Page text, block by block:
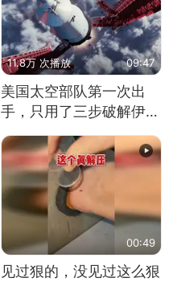
11.8万 次播放 09:47
美国太空部队第一次出
手，只用了三步破解伊朗
防空
00:49
见过狠的，没见过这么狠